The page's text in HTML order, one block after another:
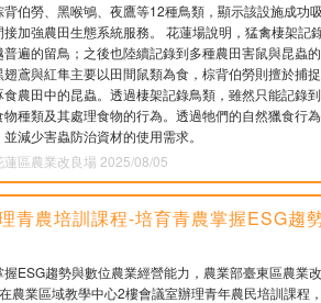
伯勞、黑喉鴝、夜鷹等12種鳥類，顯示該設施成功
加強農田生態系統服務。 花蓮場說明，猛禽棲架記
遍的留鳥；之後也陸續記錄到多種農田害鼠與昆蟲
鳶與紅隼主要以田間鼠類為食，棕背伯勞則擅於捕
農田中的昆蟲。透過棲架記錄鳥類，雖然只能記錄
種類及其處理食物的行為。透過牠們的自然獵食行
減少害蟲防治資材的使用需求。
區農業改良場 2025/08/05
青農培訓課程-培育青農掌握ESG趨
ESG趨勢與數位農業經營能力，農業部臺東區農業
農業區域教學中心2樓會議室辦理青年農民培訓